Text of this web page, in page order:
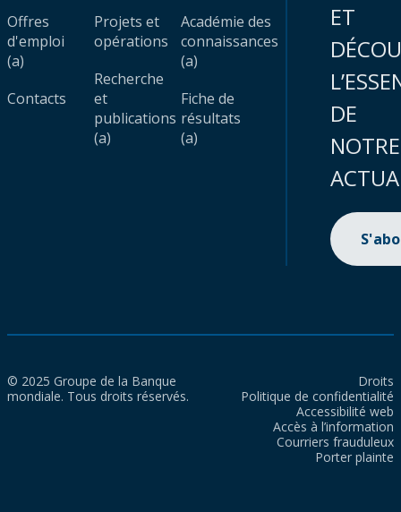
Offres
d'emploi
(a)
Contacts
Projets et
opérations
Recherche
et
publications
(a)
Académie des
connaissances
(a)
Fiche de
résultats
(a)
ET
DE
NOTRE
© 2025 Groupe de la Banque
mondiale. Tous droits réservés.
Droits
Politique de confidentialité
Accessibilité web
Accès à l’information
Courriers frauduleux
Porter plainte